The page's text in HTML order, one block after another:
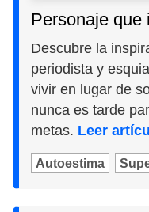
Personaje que
Descubre la
periodista y
vivir en lugar de
nunca es tarde
metas. Leer
Autoestima